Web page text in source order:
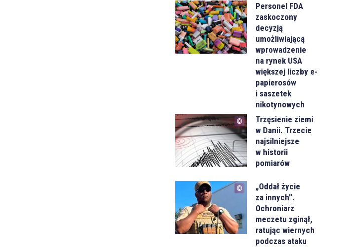
Personel FDA
zaskoczony
decyzją
umożliwiającą
wprowadzenie
na rynek USA
większej liczby e-
papierosów
i saszetek
nikotynowych
Trzęsienie ziemi
w Danii. Trzecie
najsilniejsze
w historii
pomiarów
„Oddał życie
za innych”.
Ochroniarz
meczetu zginął,
ratując wiernych
podczas ataku